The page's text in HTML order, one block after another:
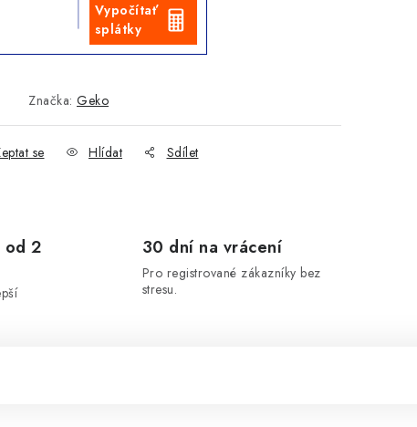
Vypočítať
splátky
Značka: Geko
se Hlídat Sdílet
od 2
30 dní na vrácení
Pro registrované zákazníky bez
stresu.